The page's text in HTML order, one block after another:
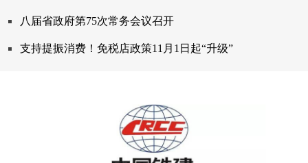
八届省政府第75次常务会议召开
支持提振消费！免税店政策11月1日起“升级”